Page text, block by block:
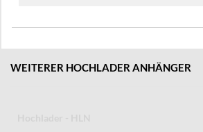
WEITERER HOCHLADER ANHÄNGER